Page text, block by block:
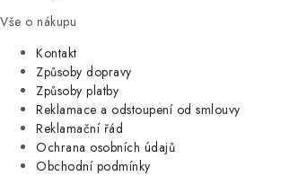
Vše o nákupu
Kontakt
Způsoby dopravy
Způsoby platby
Reklamace a odstoupení od smlouvy
Reklamační řád
Ochrana osobních údajů
Obchodní podmínky
KUCHYNĚ
ORGANIZACE
DOMÁCNOST